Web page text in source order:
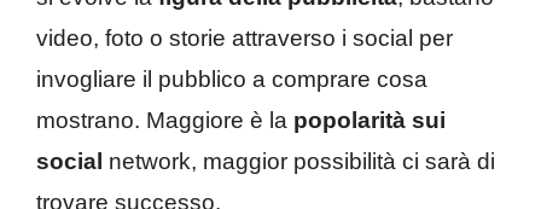
video, foto o storie attraverso i social per
invogliare il pubblico a comprare cosa
mostrano. Maggiore è la popolarità sui
social network, maggior possibilità ci sarà di
trovare successo.